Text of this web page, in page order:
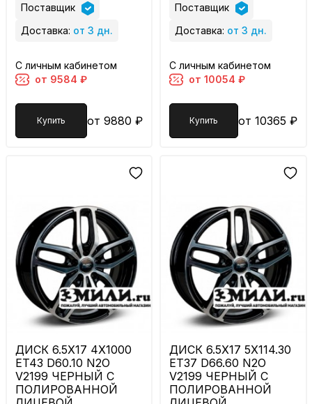
Поставщик
Доставка: от 3 дн.
С личным кабинетом
от 9584 ₽
Купить от 9880 ₽
Поставщик
Доставка: от 3 дн.
С личным кабинетом
от 10054 ₽
Купить от 10365 ₽
ДИСК 6.5X17 4X1000
ET43 D60.10 N2O
V2199 ЧЕРНЫЙ С
ПОЛИРОВАННОЙ
ДИСК 6.5X17 5X114.30
ET37 D66.60 N2O
V2199 ЧЕРНЫЙ С
ПОЛИРОВАННОЙ